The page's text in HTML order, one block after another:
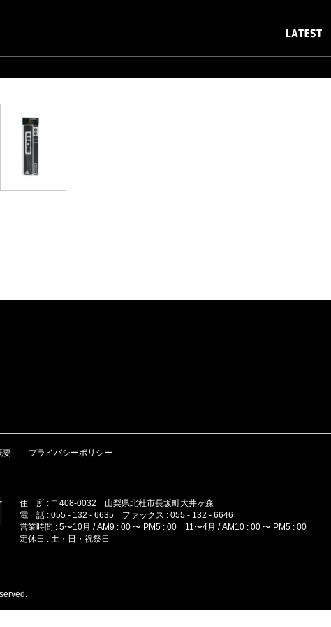
要 プライバシーポリシー
住 所 : 〒408-0032 山梨県北杜市長坂町大井ヶ森
電 話 : 055 - 132 - 6635 ファックス : 055 - 132 - 6646
営業時間 : 5〜10月 / AM9 : 00 〜 PM5 : 00 11〜4月 / AM10 : 00 〜 PM5 : 00
定休日 : 土・日・祝祭日